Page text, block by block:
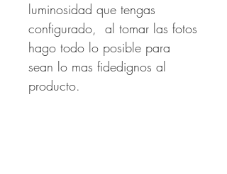
luminosidad que tengas
configurado, al tomar las fotos
hago todo lo posible para
sean lo mas fidedignos al
producto.